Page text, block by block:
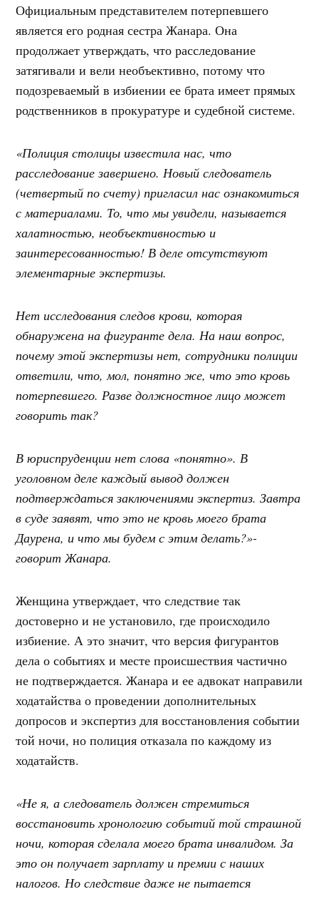
Официальным представителем потерпевшего
является его родная сестра Жанара. Она
продолжает утверждать, что расследование
затягивали и вели необъективно, потому что
подозреваемый в избиении ее брата имеет прямых
родственников в прокуратуре и судебной системе.
«Полиция столицы известила нас, что
расследование завершено. Новый следователь
(четвертый по счету) пригласил нас ознакомиться
с материалами. То, что мы увидели, называется
халатностью, необъективностью и
заинтересованностью! В деле отсутствуют
элементарные экспертизы.
Нет исследования следов крови, которая
обнаружена на фигуранте дела. На наш вопрос,
почему этой экспертизы нет, сотрудники полиции
ответили, что, мол, понятно же, что это кровь
потерпевшего. Разве должностное лицо может
говорить так?
В юриспруденции нет слова «понятно». В
уголовном деле каждый вывод должен
подтверждаться заключениями экспертиз. Завтра
в суде заявят, что это не кровь моего брата
Даурена, и что мы будем с этим делать?»-
говорит Жанара.
Женщина утверждает, что следствие так
достоверно и не установило, где происходило
избиение. А это значит, что версия фигурантов
дела о событиях и месте происшествия частично
не подтверждается. Жанара и ее адвокат направили
ходатайства о проведении дополнительных
допросов и экспертиз для восстановления событии
той ночи, но полиция отказала по каждому из
ходатайств.
«Не я, а следователь должен стремиться
восстановить хронологию событий той страшной
ночи, которая сделала моего брата инвалидом. За
это он получает зарплату и премии с наших
налогов. Но следствие даже не пытается